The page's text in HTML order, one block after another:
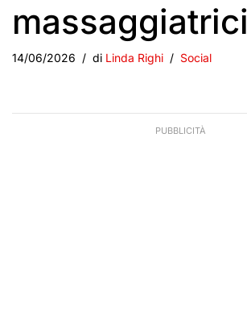
massaggiatrici
14/06/2026 di Linda Righi Social